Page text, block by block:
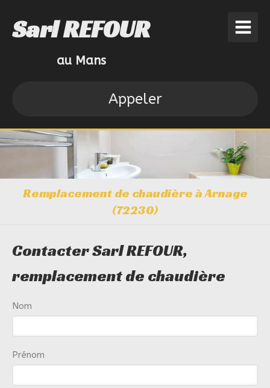
Sarl REFOUR
au Mans
Appeler
Remplacement de chaudière à Arnage
(72230)
Contacter Sarl REFOUR,
remplacement de chaudière
Nom
Prénom